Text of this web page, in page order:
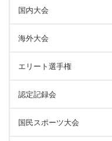
国内大会
海外大会
エリート選手権
認定記録会
国民スポーツ大会